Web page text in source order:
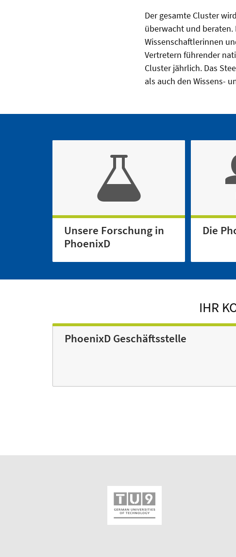
Der gesamte Cluster
überwacht und
Wissenschaftlerinnen
Vertretern führender
Cluster jährlich. Das
als auch den Wissens-
Unsere Forschung in
PhoenixD
Die
IHR
PhoenixD Geschäftsstelle